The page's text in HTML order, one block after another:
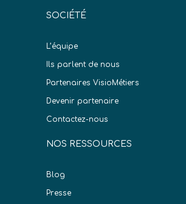
SOCIÉTÉ
L’équipe
Ils parlent de nous
Partenaires VisioMétiers
Devenir partenaire
Contactez-nous
NOS RESSOURCES
Blog
Presse